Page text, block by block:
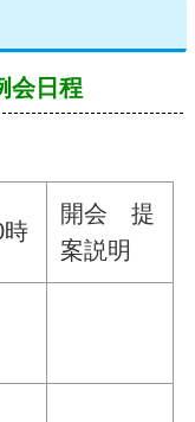
会日程
時
開会 提
案説明